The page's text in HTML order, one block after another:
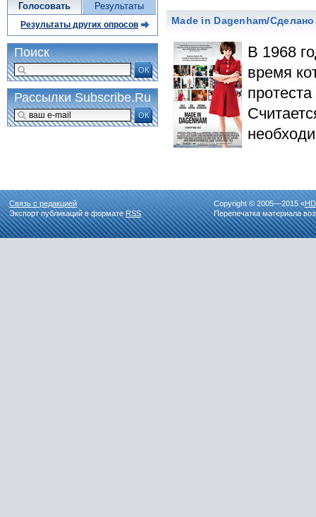
Made in Dagenham/
В 1968
время
Голосовать Результаты
Результаты других опросов
Поиск
ОК
Рассылки Subscribe.Ru
ОК
Связь с редакцией
Экспорт публикаций в форматеRSS
Copyright © 2005—2015 «
Перепечатка материала